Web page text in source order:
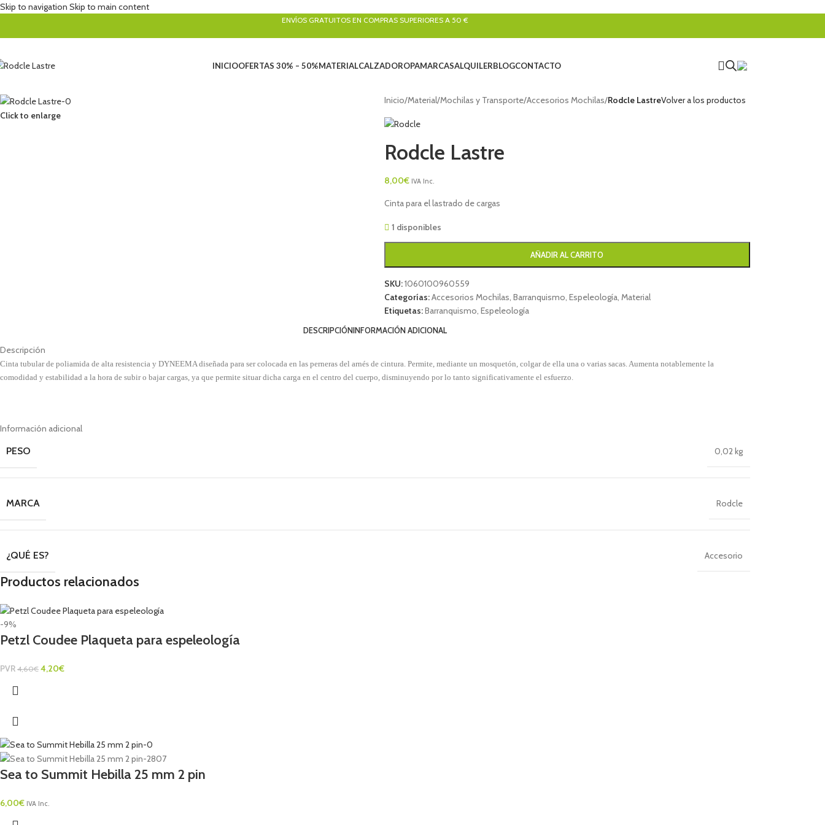
Skip to navigation Skip to main content
ENVÍOS GRATUITOS EN COMPRAS SUPERIORES A 50 €
INICIOOFERTAS 30% – 50%MATERIALCALZADOROPAMARCASALQUILERBLOGCONTACTO
Click to enlarge
Inicio/Material/Mochilas y Transporte/Accesorios Mochilas/Rodcle LastreVolver a los productos
Rodcle Lastre
8,00€ IVA Inc.
Cinta para el lastrado de cargas
1 disponibles
AÑADIR AL CARRITO
SKU:1060100960559
Categorías:Accesorios Mochilas Barranquismo Espeleología, Material
Etiquetas:Barranquismo Espeleología
DESCRIPCIÓNINFORMACIÓN ADICIONAL
Descripción
Cinta tubular de poliamida de alta resistencia y DYNEEMA diseñada para ser colocada en las perneras del arnés de cintura. Permite, mediante un mosquetón, colgar de ella una o varias sacas. Aumenta notablemente la
comodidad y estabilidad a la hora de subir o bajar cargas, ya que permite situar dicha carga en el centro del cuerpo, disminuyendo por lo tanto significativamente el esfuerzo.
Información adicional
PESO 0,02 kg
MARCA Rodcle
¿QUÉ ES? Accesorio
Productos relacionados
-9%
Petzl Coudee Plaqueta para espeleología
PVR 4,60€ 4,20€
Sea to Summit Hebilla 25 mm 2 pin
6,00€ IVA Inc.